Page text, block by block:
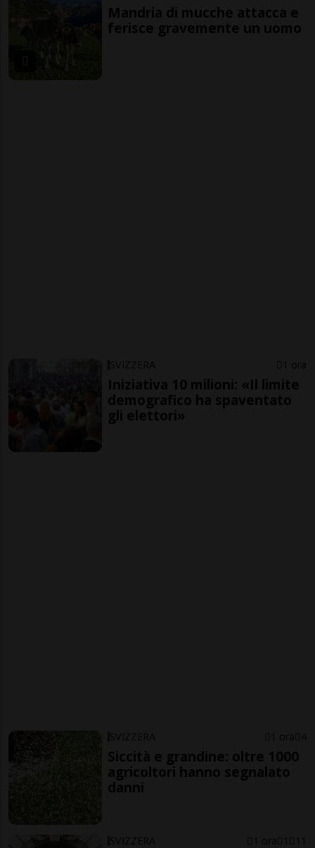
Mandria di mucche attacca e
ferisce gravemente un uomo
SVIZZERA 1 ora
Iniziativa 10 milioni: «Il limite
demografico ha spaventato
gli elettori»
SVIZZERA 1 ora 4
Siccità e grandine: oltre 1000
agricoltori hanno segnalato
danni
SVIZZERA 1 ora 1 11